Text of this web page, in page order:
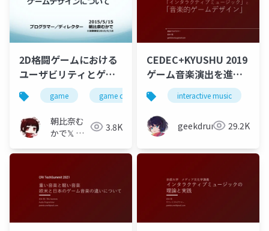
2D格闘ゲームにおける
ユーザビリティとゲー
ムデザインについて
game game design
朝比奈む
かで𝕏 🐰
3.8K
CEDEC+KYUSHU 2019
ゲーム音楽演出を進化
させる「インタラクテ
ィブミュージック」と
「音楽的ゲームデザイ
ン」
interactive music
geekdrums 29.2K